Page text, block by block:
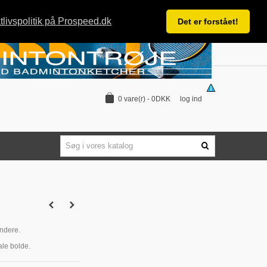
på Prospeed.dk Det er forstået!
0 vare(r) - 0DKK log ind
bolde.